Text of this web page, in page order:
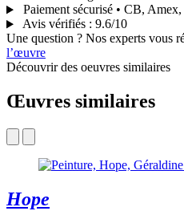
Paiement sécurisé • CB,
Avis vérifiés : 9.6/10
Une question ? Nos experts vous
l’œuvre
Découvrir des oeuvres similaires
Œuvres similaires
Hope